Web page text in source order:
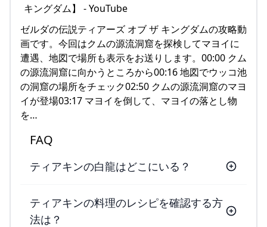
ゼルダの伝説ティアーズ オブ ザ キングダムの攻略動
画です。今回はクムの源流洞窟を探検してマヨイに
遭遇、地図で場所も表示をお送りします。00:00 クム
の源流洞窟に向かうところから00:16 地図でウッコ池
の洞窟の場所をチェック02:50 クムの源流洞窟のマヨ
イが登場03:17 マヨイを倒して、マヨイの落とし物
を…
FAQ
ティアキンの白龍はどこにいる？
ティアキンの料理のレシピを確認する方
法は？